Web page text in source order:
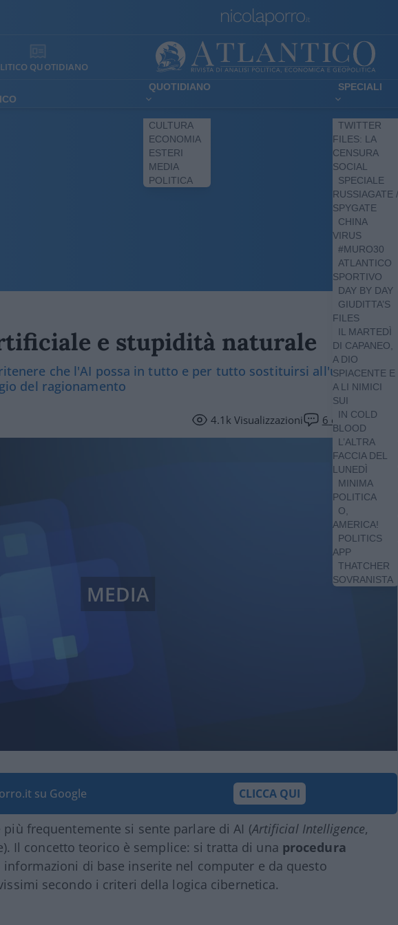
QUOTIDIANO
QUOTIDIANO
CULTURA
ECONOMIA
ESTERI
MEDIA
POLITICA
SPECIALI
TWITTER
FILES: LA
CENSURA
SOCIAL
SPECIALE
RUSSIAGATE /
SPYGATE
CHINA
VIRUS
#MURO30
ATLANTICO
SPORTIVO
DAY BY DAY
GIUDITTA’S
FILES
IL MARTEDÌ
DI CAPANEO,
A DIO
SPIACENTE E
A LI NIMICI
SUI
IN COLD
BLOOD
L’ALTRA
FACCIA DEL
LUNEDÌ
MINIMA
POLITICA
O,
AMERICA!
POLITICS
APP
THATCHER
SOVRANISTA
e stupidità naturale
che l'AI possa in tutto e per tutto sostituirsi all'uomo, cui
del ragionamento
4.1k Visualizzazioni 6 commenti
MEDIA
su Google CLICCA QUI
frequentemente si sente parlare di AI (Artificial Intelligence,
Il concetto teorico è semplice: si tratta di una procedura
informazioni di base inserite nel computer e da questo
secondo i criteri della logica cibernetica.